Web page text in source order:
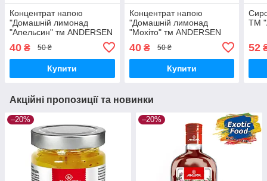
Концентрат напою
"Домашній лимонад
"Апельсин" тм ANDERSEN
40 ₴ 50 ₴
Купити
Концентрат напою
"Домашній лимонад
"Мохіто" тм ANDERSEN
40₴ 50 ₴
Купити
ТМ
52
Акційні пропозиції та новинки
–20% –20%